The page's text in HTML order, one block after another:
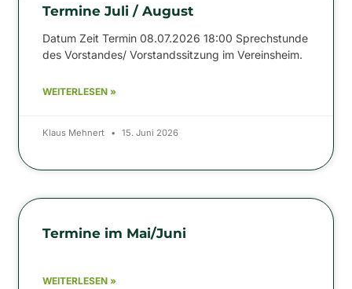
Termine Juli / August
Datum Zeit Termin 08.07.2026 18:00 Sprechstunde
des Vorstandes/ Vorstandssitzung im Vereinsheim.
WEITERLESEN »
Klaus Mehnert 15. Juni 2026
Termine im Mai/Juni
WEITERLESEN »